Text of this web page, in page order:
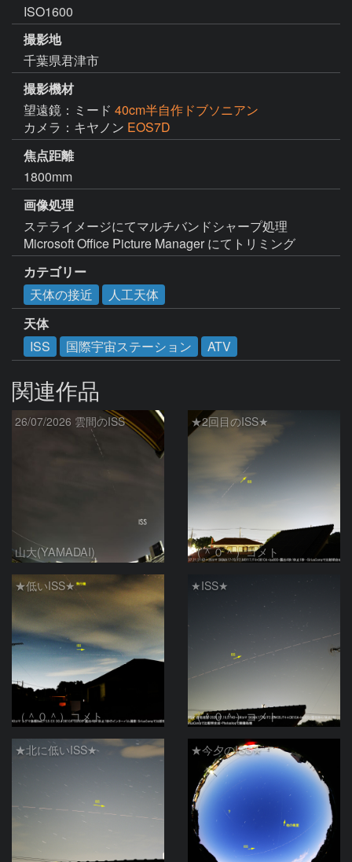
ISO1600
撮影地
千葉県君津市
撮影機材
望遠鏡：ミード 40cm半自作ドブソニアン
カメラ：キヤノン EOS7D
焦点距離
1800mm
画像処理
ステライメージにてマルチバンドシャープ処理
Microsoft Office Picture Manager にてトリミング
カテゴリー
天体の接近
人工天体
天体
ISS
国際宇宙ステーション ATV
関連作品
26/07/2026 雲間のISS
山大(YAMADAI)
★2回目のISS★
（＾０＾）コメト
★低いISS★
（＾０＾）コメト
★ISS★
（＾０＾）コメト
★北に低いISS★ ★今夕のISS★